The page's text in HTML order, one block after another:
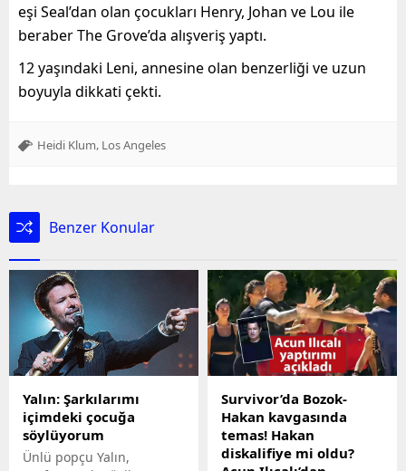
eşi Seal’dan olan çocukları Henry, Johan ve Lou ile
beraber The Grove’da alışveriş yaptı.
12 yaşındaki Leni, annesine olan benzerliği ve uzun
boyuyla dikkati çekti.
Heidi Klum Los Angeles
Benzer Konular
Yalın: Şarkılarımı
içimdeki çocuğa
söylüyorum
Ünlü popçu Yalın,
Survivor’da Bozok-
Hakan kavgasında
temas! Hakan
diskalifiye mi oldu?